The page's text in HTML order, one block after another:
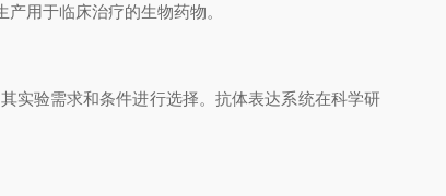
用于临床治疗的生物药物。
实验需求和条件进行选择。抗体表达系统在科学研